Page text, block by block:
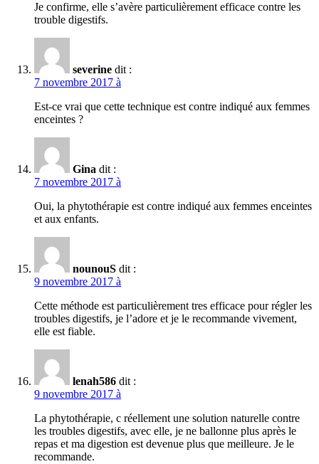
Je confirme, elle s’avère particulièrement efficace contre les
trouble digestifs.
severine dit :
7 novembre 2017 à
Est-ce vrai que cette technique est contre indiqué aux femmes
enceintes ?
Gina dit :
7 novembre 2017 à
Oui, la phytothérapie est contre indiqué aux femmes enceintes
et aux enfants.
nounouS dit :
9 novembre 2017 à
Cette méthode est particulièrement tres efficace pour régler les
troubles digestifs, je l’adore et je le recommande vivement,
elle est fiable.
lenah586 dit :
9 novembre 2017 à
La phytothérapie, c réellement une solution naturelle contre
les troubles digestifs, avec elle, je ne ballonne plus après le
repas et ma digestion est devenue plus que meilleure. Je le
recommande.